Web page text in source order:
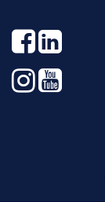
Facebook
LinkedIn
Instagram
YouTube